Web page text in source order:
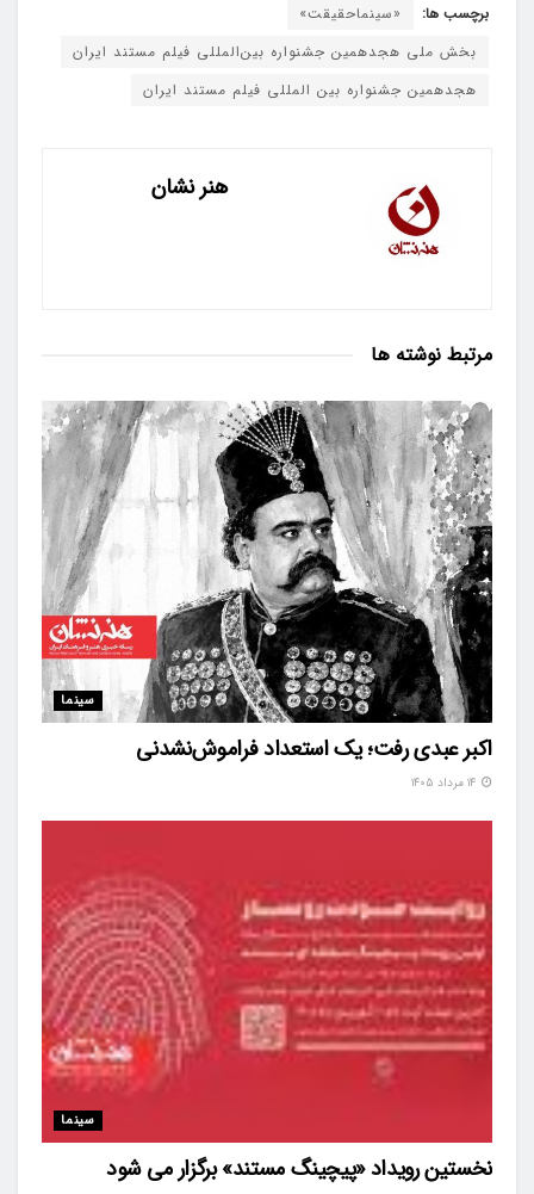
برچسب ها:
«سینماحقیقت»
بخش ملی هجدهمین جشنواره بین‌المللی فیلم مستند ایران
هجدهمین جشنواره بین المللی فیلم مستند ایران
هنر نشان
مرتبط نوشته ها
سینما
اکبر عبدی رفت؛ یک استعداد فراموش‌نشدنی
سینما
نخستین رویداد «پیچینگ مستند» برگزار می شود